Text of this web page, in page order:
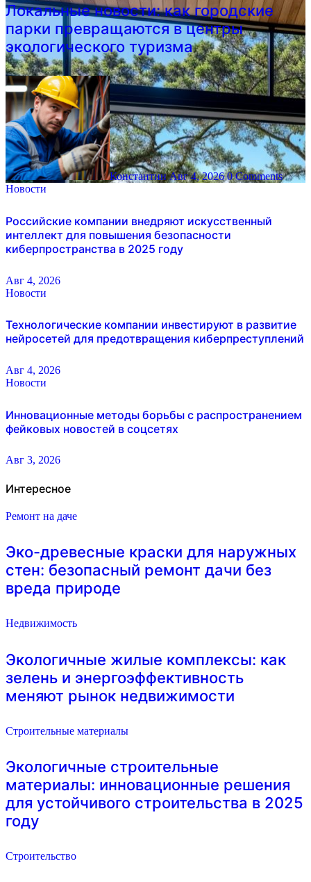
Локальные новости: как городские
парки превращаются в центры
экологического туризма
КонстантинАвг 4, 2026 0 Comments
Новости
Российские компании внедряют искусственный
интеллект для повышения безопасности
киберпространства в 2025 году
Авг 4, 2026
Новости
Технологические компании инвестируют в развитие
нейросетей для предотвращения киберпреступлений
Авг 4, 2026
Новости
Инновационные методы борьбы с распространением
фейковых новостей в соцсетях
Авг 3, 2026
Интересное
Ремонт на даче
Эко-древесные краски для наружных
стен: безопасный ремонт дачи без
вреда природе
Недвижимость
Экологичные жилые комплексы: как
зелень и энергоэффективность
меняют рынок недвижимости
Строительные материалы
Экологичные строительные
материалы: инновационные решения
для устойчивого строительства в 2025
году
Строительство